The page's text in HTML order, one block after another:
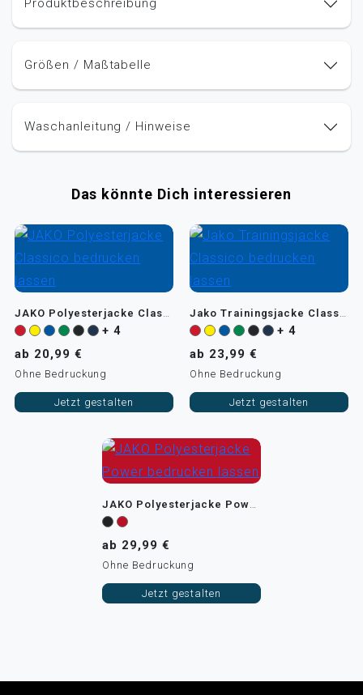
Produktbeschreibung
Größen / Maßtabelle
Waschanleitung / Hinweise
Das könnte Dich interessieren
JAKO Polyesterjacke Classico
+ 4
ab 20,99 €
Ohne Bedruckung
Jetzt gestalten
Jako Trainingsjacke Classico
+ 4
ab 23,99 €
Ohne Bedruckung
Jetzt gestalten
JAKO Polyesterjacke Power
ab 29,99 €
Ohne Bedruckung
Jetzt gestalten